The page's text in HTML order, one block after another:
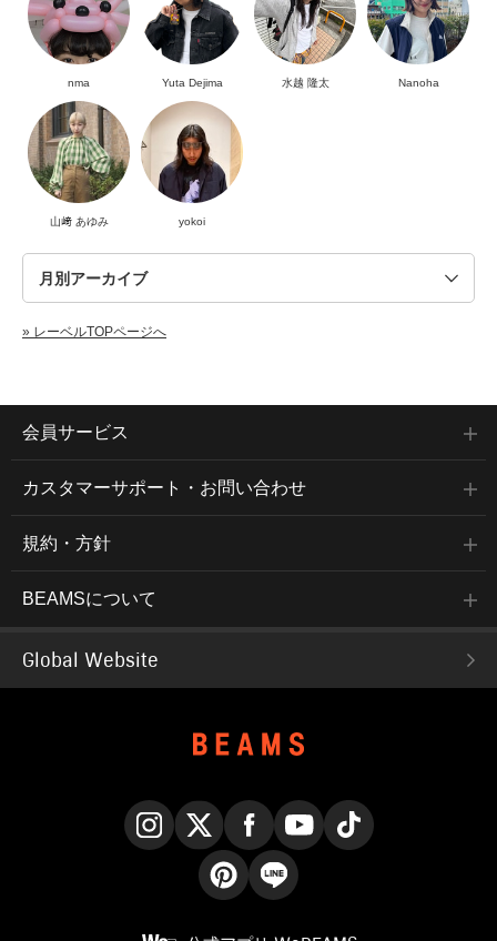
nma Yuta Dejima 水越 隆太 Nanoha
山﨑 あゆみ yokoi
» レーベルTOPページへ
会員サービス
カスタマーサポート・お問い合わせ
規約・方針
BEAMSについて
Global Website